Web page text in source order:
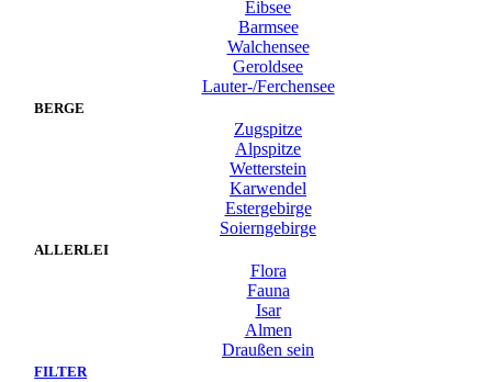
Eibsee
Barmsee
Walchensee
Geroldsee
Lauter-/Ferchensee
BERGE
Zugspitze
Alpspitze
Wetterstein
Karwendel
Estergebirge
Soierngebirge
ALLERLEI
Flora
Fauna
Isar
Almen
Draußen sein
FILTER